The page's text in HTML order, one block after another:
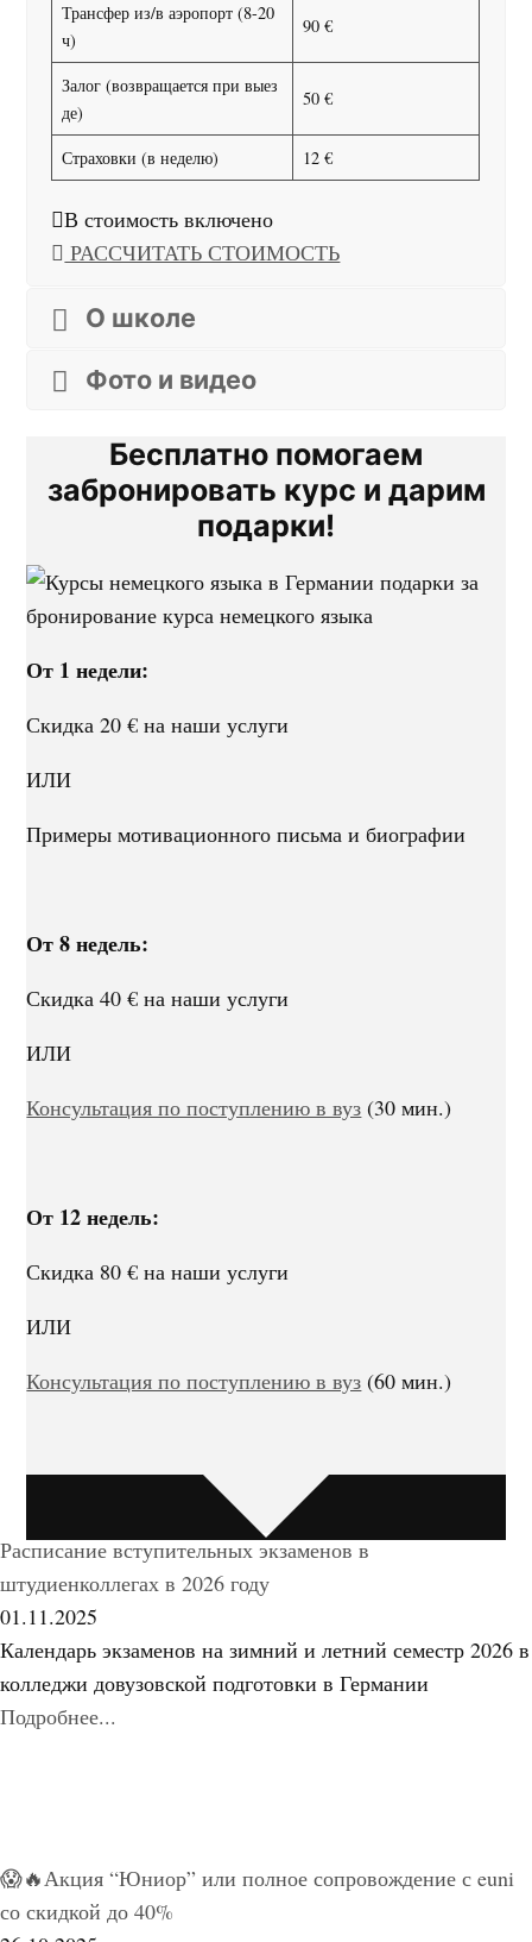
Трансфер из/в аэропорт (8-20
ч)
90 €
Залог (возвращается при выез
де)
50 €
Страховки (в неделю) 12 €
В стоимость включено
РАССЧИТАТЬ СТОИМОСТЬ
О школе
Фото и видео
Бесплатно помогаем
забронировать курс и дарим
подарки!
От 1 недели:
Скидка 20 € на наши услуги
ИЛИ
Примеры мотивационного письма и биографии
От 8 недель:
Скидка 40 € на наши услуги
ИЛИ
Консультация по поступлению в вуз (30 мин.)
От 12 недель:
Скидка 80 € на наши услуги
ИЛИ
Консультация по поступлению в вуз (60 мин.)
Расписание вступительных экзаменов в
штудиенколлегах в 2026 году
01.11.2025
Календарь экзаменов на зимний и летний семестр 2026 в
колледжи довузовской подготовки в Германии
Подробнее...
😱🔥Акция “Юниор” или полное сопровождение с euni
со скидкой до 40%